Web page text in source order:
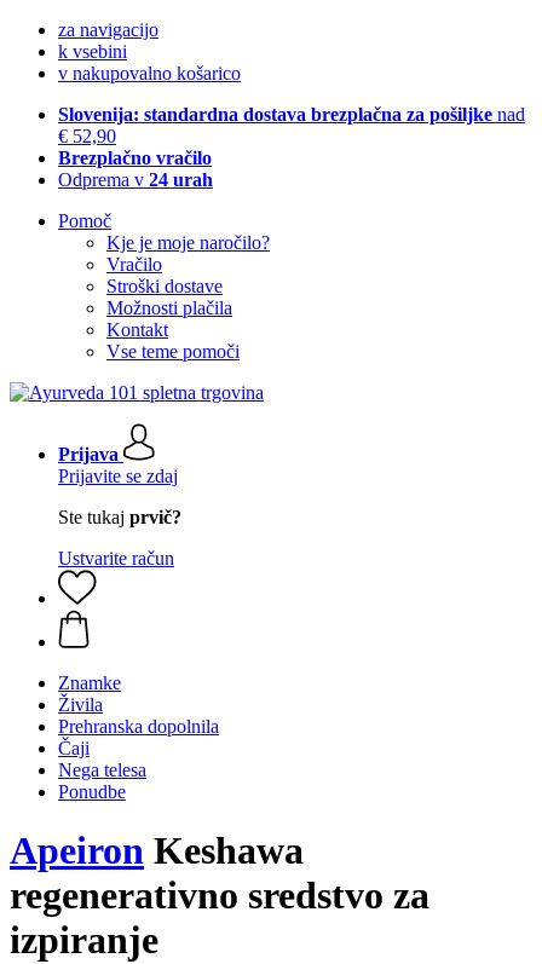
za navigacijo
k vsebini
v nakupovalno košarico
Slovenija: standardna dostava brezplačna za pošiljke nad
€ 52,90
Brezplačno vračilo
Odprema v 24 urah
Pomoč
Kje je moje naročilo?
Vračilo
Stroški dostave
Možnosti plačila
Kontakt
Vse teme pomoči
Prijava
Prijavite se zdaj
Ste tukaj prvič?
Ustvarite račun
Znamke
Živila
Prehranska dopolnila
Čaji
Nega telesa
Ponudbe
Apeiron Keshawa
regenerativno sredstvo za
izpiranje